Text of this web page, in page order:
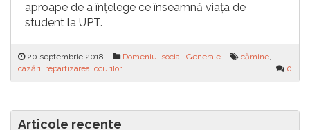
aproape de a înțelege ce înseamnă viața de
student la UPT.
20 septembrie 2018 Domeniul social, Generale cămine,
cazări, repartizarea locurilor 0
Articole recente